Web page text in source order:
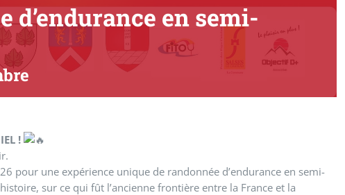
d’endurance en semi-
!
pour une expérience unique de randonnée d’endurance en semi-
sur ce qui fût l’ancienne frontière entre la France et la